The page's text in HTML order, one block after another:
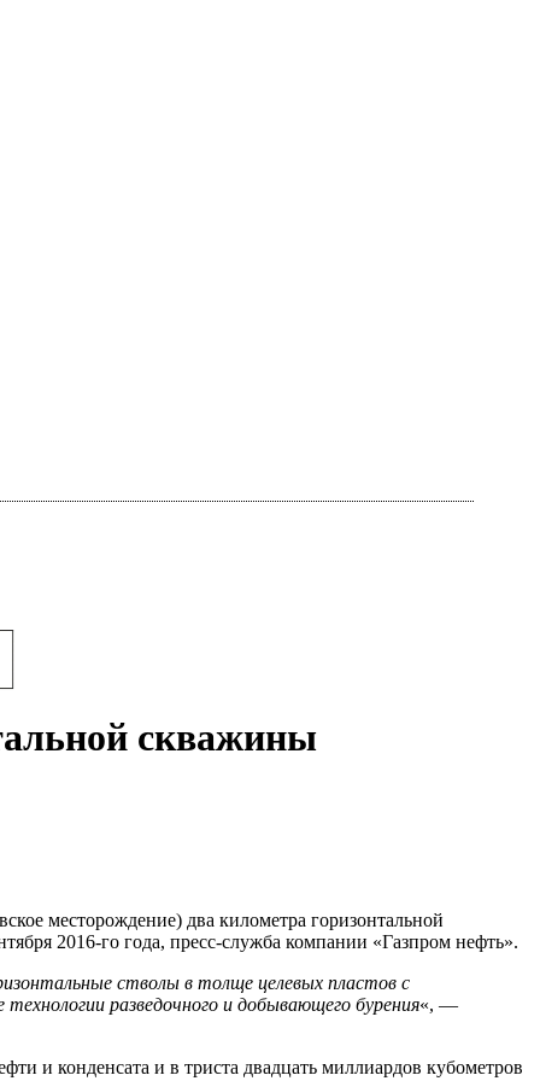
скважины
месторождение) два километра горизонтальной
2016-го года, пресс-служба компании «Газпром нефть».
стволы в толще целевых пластов с
разведочного и добывающего бурения«, —
и конденсата и в триста двадцать миллиардов кубометров